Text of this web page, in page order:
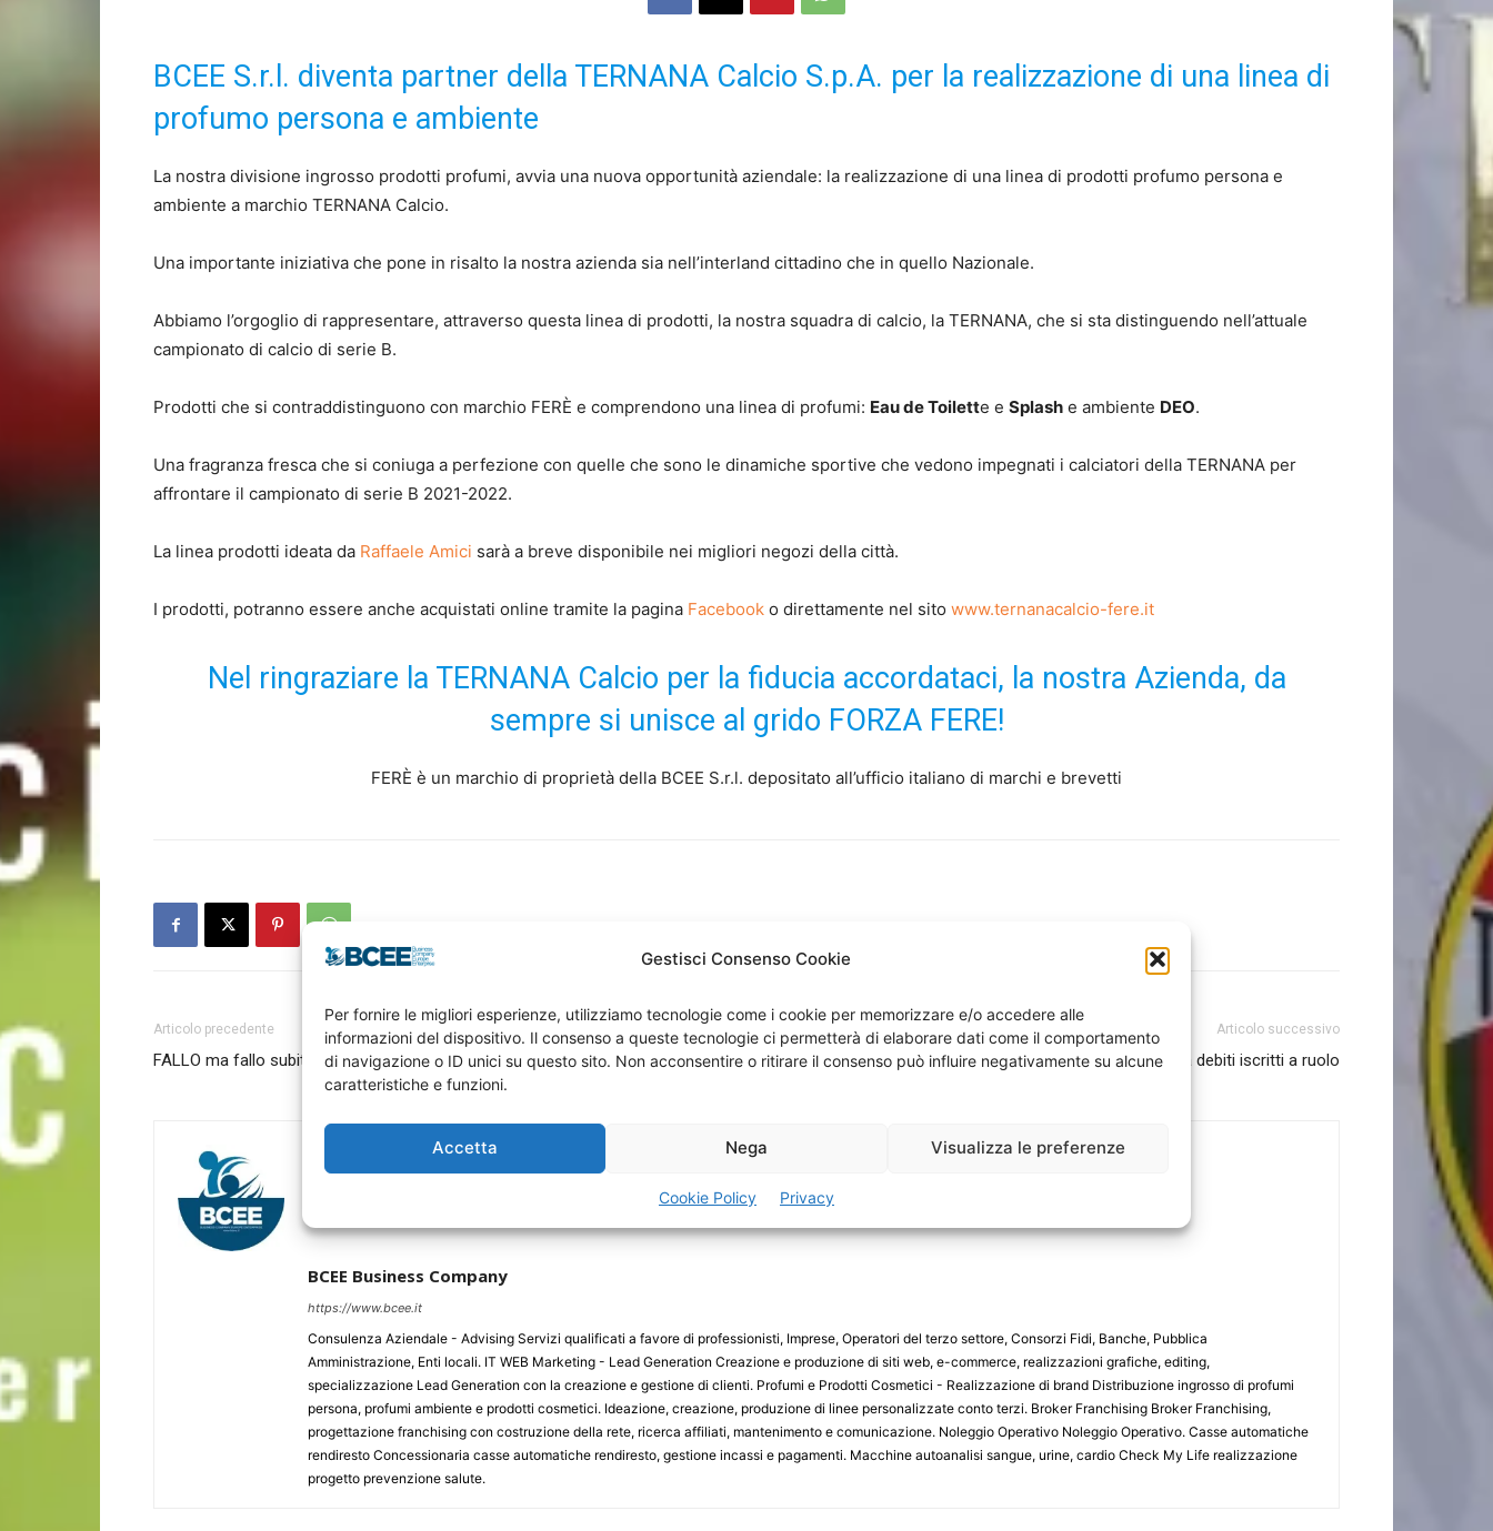
Gestisci Consenso Cookie
Per fornire le migliori esperienze, utilizziamo tecnologie come i cookie per memorizzare e/o accedere alle
informazioni del dispositivo. Il consenso a queste tecnologie ci permetterà di elaborare dati come il comportamento
di navigazione o ID unici su questo sito. Non acconsentire o ritirare il consenso può influire negativamente su alcune
caratteristiche e funzioni.
Accetta Nega Visualizza le preferenze
Cookie Policy Privacy
BCEE S.r.l. diventa partner della TERNANA Calcio S.p.A. per la realizzazione di una linea di
profumo persona e ambiente
La nostra divisione ingrosso prodotti profumi, avvia una nuova opportunità aziendale: la realizzazione di una linea di prodotti profumo persona e
ambiente a marchio TERNANA Calcio.
Una importante iniziativa che pone in risalto la nostra azienda sia nell’interland cittadino che in quello Nazionale.
Abbiamo l’orgoglio di rappresentare, attraverso questa linea di prodotti, la nostra squadra di calcio, la TERNANA, che si sta distinguendo nell’attuale
campionato di calcio di serie B.
Prodotti che si contraddistinguono con marchio FERÈ e comprendono una linea di profumi: Eau de Toilette e Splash e ambiente DEO.
Una fragranza fresca che si coniuga a perfezione con quelle che sono le dinamiche sportive che vedono impegnati i calciatori della TERNANA per
affrontare il campionato di serie B 2021-2022.
La linea prodotti ideata da Raffaele Amici sarà a breve disponibile nei migliori negozi della città.
I prodotti, potranno essere anche acquistati online tramite la pagina Facebook o direttamente nel sito www.ternanacalcio-fere.it
Nel ringraziare la TERNANA Calcio per la fiducia accordataci, la nostra Azienda, da
sempre si unisce al grido FORZA FERE!
FERÈ è un marchio di proprietà della BCEE S.r.l. depositato all’ufficio italiano di marchi e brevetti
Articolo precedente
FALLO ma fallo subito!
Articolo successivo
Il Fisco taglia i rimborsi del 730 per chi ha debiti iscritti a ruolo
BCEE Business Company
https://www.bcee.it
Consulenza Aziendale - Advising Servizi qualificati a favore di professionisti, Imprese, Operatori del terzo settore, Consorzi Fidi, Banche, Pubblica
Amministrazione, Enti locali. IT WEB Marketing - Lead Generation Creazione e produzione di siti web, e-commerce, realizzazioni grafiche, editing,
specializzazione Lead Generation con la creazione e gestione di clienti. Profumi e Prodotti Cosmetici - Realizzazione di brand Distribuzione ingrosso di profumi
persona, profumi ambiente e prodotti cosmetici. Ideazione, creazione, produzione di linee personalizzate conto terzi. Broker Franchising Broker Franchising,
progettazione franchising con costruzione della rete, ricerca affiliati, mantenimento e comunicazione. Noleggio Operativo Noleggio Operativo. Casse automatiche
rendiresto Concessionaria casse automatiche rendiresto, gestione incassi e pagamenti. Macchine autoanalisi sangue, urine, cardio Check My Life realizzazione
progetto prevenzione salute.